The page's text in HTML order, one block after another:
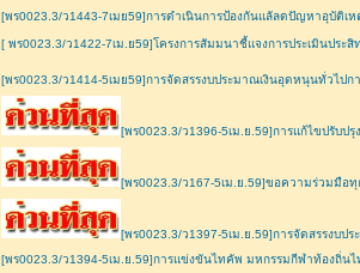
[พร0023.3/ว1443-7เมย59]การดำเนินการป้องกันแลัลดปัญหาอุบัติเ
[ พร0023.3/ว1422-7เม.ย59]โครงการสัมมนาชี้แจงการประเมินประ
[พร0023.3/ว1414-5เมย59]การจัดสรรงบประมาณเงินอุดหนุนทั่วไปก
[พร0023.3/ว1396-5เม.ย.59]การแก้ไขปรับปรุ
[พร0023.3/ว167-5เม.ย.59]ขอความร่วมมือ
[พร0023.3/ว1397-5เม.ย.59]การจัดสรรงบป
[พร0023.3/ว1394-5เม.ย.59]การแข่งขันไทคัพ มหกรรมกีฬาท้องถิ่นไ